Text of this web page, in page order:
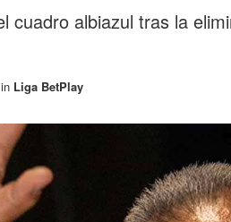
cuadro albiazul tras la
in Liga BetPlay